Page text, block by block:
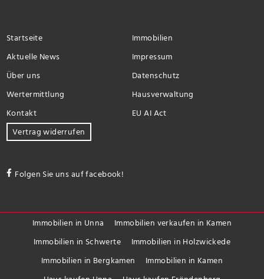
Startseite
Immobilien
Aktuelle News
Impressum
Über uns
Datenschutz
Wertermittlung
Hausverwaltung
Kontakt
EU AI Act
Vertrag widerrufen
Folgen Sie uns auf facebook!
Immobilien in Unna
Immobilien verkaufen in Kamen
Immobilien in Schwerte
Immobilien in Holzwickede
Immobilien in Bergkamen
Immobilien in Kamen